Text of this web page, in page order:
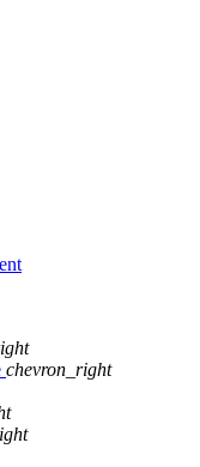
chevron_right